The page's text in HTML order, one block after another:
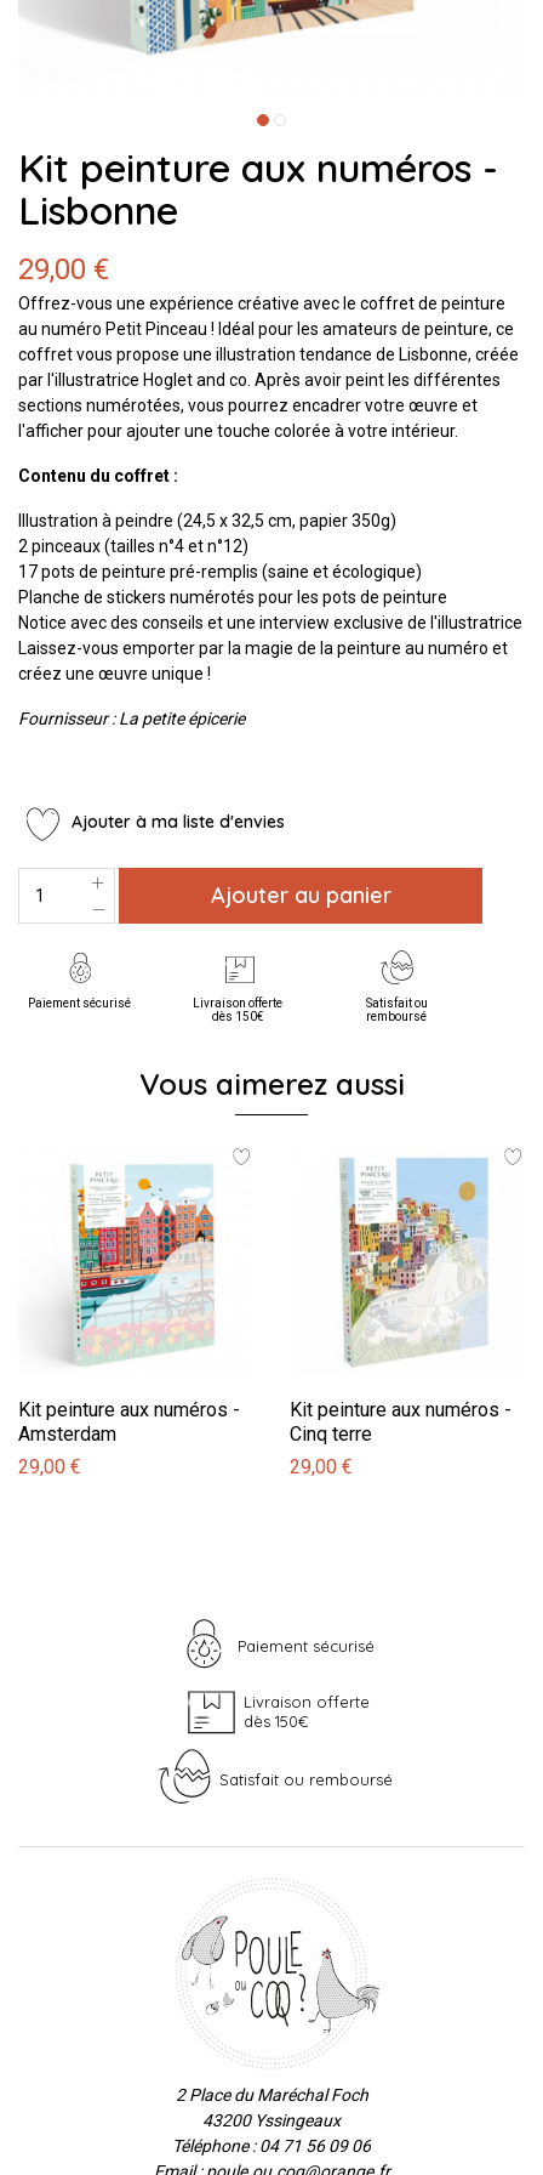
Kit peinture aux numéros -
Lisbonne
29,00 €
Offrez-vous une expérience créative avec le coffret de peinture
au numéro Petit Pinceau ! Idéal pour les amateurs de peinture, ce
coffret vous propose une illustration tendance de Lisbonne, créée
par l'illustratrice Hoglet and co. Après avoir peint les différentes
sections numérotées, vous pourrez encadrer votre œuvre et
l'afficher pour ajouter une touche colorée à votre intérieur.
Contenu du coffret :
Illustration à peindre (24,5 x 32,5 cm, papier 350g)
2 pinceaux (tailles n°4 et n°12)
17 pots de peinture pré-remplis (saine et écologique)
Planche de stickers numérotés pour les pots de peinture
Notice avec des conseils et une interview exclusive de l'illustratrice
Laissez-vous emporter par la magie de la peinture au numéro et
créez une œuvre unique !
Fournisseur : La petite épicerie
Ajouter à ma liste d'envies
Ajouter au panier
Paiement sécurisé
Livraison offerte
dès 150€
Satisfait ou
remboursé
Vous aimerez aussi
Kit peinture aux numéros -
Amsterdam
29,00 €
Kit peinture aux numéros -
Cinq terre
29,00 €
Paiement sécurisé
Livraison offerte
dès 150€
Satisfait ou remboursé
2 Place du Maréchal Foch
43200 Yssingeaux
Téléphone : 04 71 56 09 06